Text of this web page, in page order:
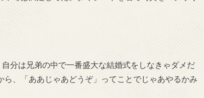
分は兄弟の中で一番盛大な結婚式をしなきゃダメだ
、「ああじゃあどうぞ」ってことでじゃあやるかみ